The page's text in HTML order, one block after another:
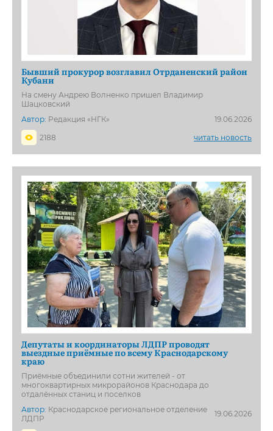
Бывший прокурор возглавил Отрданенский район
Кубани
На смену Андрею Волненко пришел Владимир
Шацковский
Автор: Редакция «НГК»
19.06.2026
2188
читать новость
Депутаты и координаторы ЛДПР проводят
выездные приёмные по всему Краснодарскому
краю
Приёмные объединили сотни жителей - от
многоквартирных микрорайонов Краснодара до
отдалённых станиц и поселков
Автор: Краснодарское региональное отделение
ЛДПР
19.06.2026